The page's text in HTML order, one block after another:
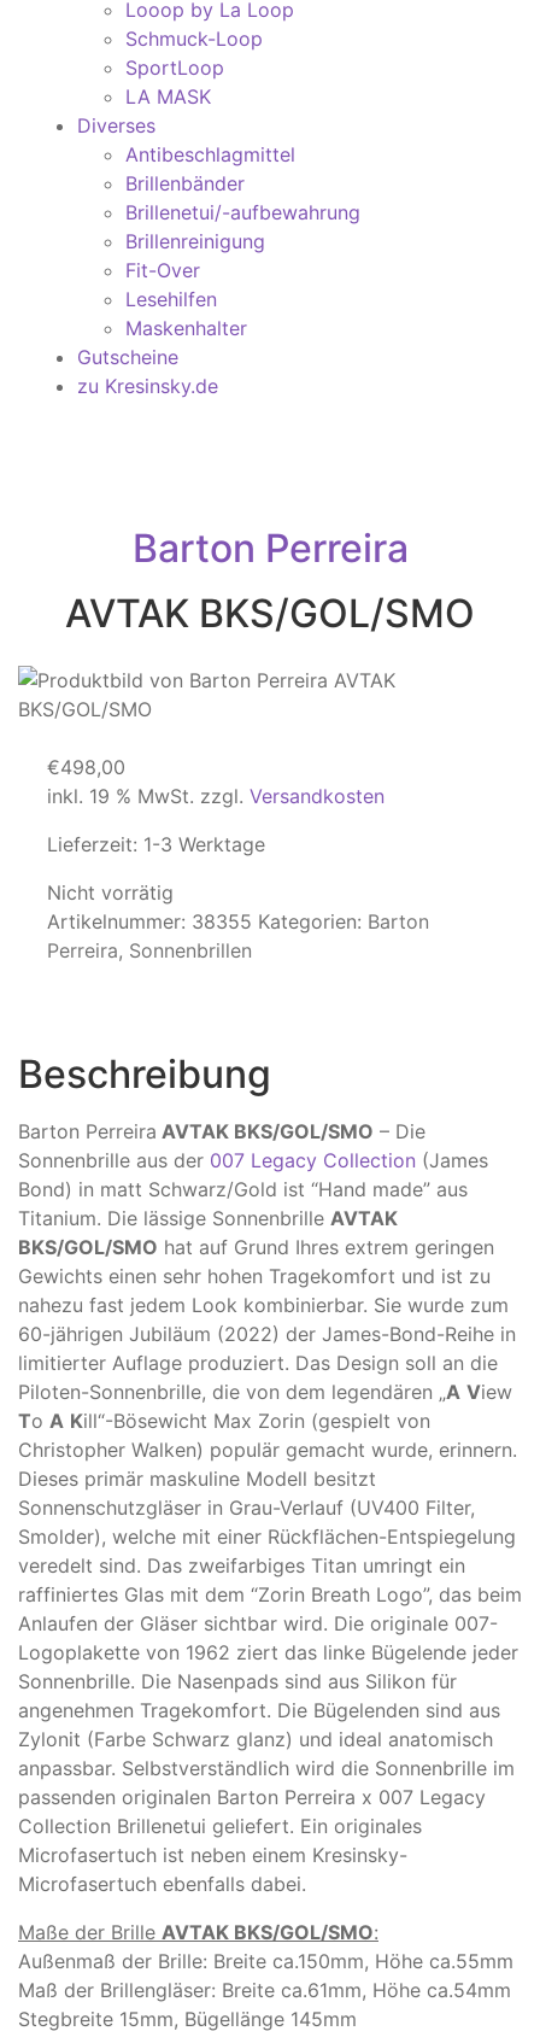
Looop by La Loop
Schmuck-Loop
SportLoop
LA MASK
Diverses
Antibeschlagmittel
Brillenbänder
Brillenetui/-aufbewahrung
Brillenreinigung
Fit-Over
Lesehilfen
Maskenhalter
Gutscheine
zu Kresinsky.de
Barton Perreira
AVTAK BKS/GOL/SMO
€498,00
inkl. 19 % MwSt. zzgl. Versandkosten
Lieferzeit: 1-3 Werktage
Nicht vorrätig
Artikelnummer: 38355 Kategorien: Barton
Perreira, Sonnenbrillen
Beschreibung
Barton Perreira AVTAK BKS/GOL/SMO – Die
Sonnenbrille aus der 007 Legacy Collection (James
Bond) in matt Schwarz/Gold ist “Hand made” aus
Titanium. Die lässige Sonnenbrille AVTAK
BKS/GOL/SMO hat auf Grund Ihres extrem geringen
Gewichts einen sehr hohen Tragekomfort und ist zu
nahezu fast jedem Look kombinierbar. Sie wurde zum
60-jährigen Jubiläum (2022) der James-Bond-Reihe in
limitierter Auflage produziert. Das Design soll an die
Piloten-Sonnenbrille, die von dem legendären „A View
To A Kill“-Bösewicht Max Zorin (gespielt von
Christopher Walken) populär gemacht wurde, erinnern.
Dieses primär maskuline Modell besitzt
Sonnenschutzgläser in Grau-Verlauf (UV400 Filter,
Smolder), welche mit einer Rückflächen-Entspiegelung
veredelt sind. Das zweifarbiges Titan umringt ein
raffiniertes Glas mit dem “Zorin Breath Logo”, das beim
Anlaufen der Gläser sichtbar wird. Die originale 007-
Logoplakette von 1962 ziert das linke Bügelende jeder
Sonnenbrille. Die Nasenpads sind aus Silikon für
angenehmen Tragekomfort. Die Bügelenden sind aus
Zylonit (Farbe Schwarz glanz) und ideal anatomisch
anpassbar. Selbstverständlich wird die Sonnenbrille im
passenden originalen Barton Perreira x 007 Legacy
Collection Brillenetui geliefert. Ein originales
Microfasertuch ist neben einem Kresinsky-
Microfasertuch ebenfalls dabei.
Maße der Brille AVTAK BKS/GOL/SMO:
Außenmaß der Brille: Breite ca.150mm, Höhe ca.55mm
Maß der Brillengläser: Breite ca.61mm, Höhe ca.54mm
Stegbreite 15mm, Bügellänge 145mm